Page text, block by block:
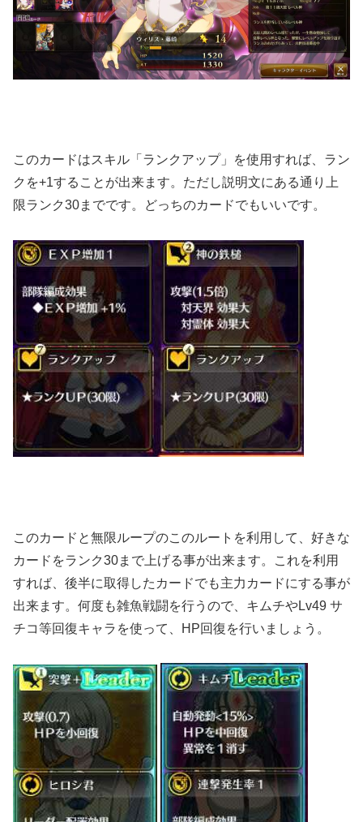
このカードはスキル「ランクアップ」を使用すれば、ラン
クを+1することが出来ます。ただし説明文にある通り上
限ランク30までです。どっちのカードでもいいです。
このカードと無限ループのこのルートを利用して、好きな
カードをランク30まで上げる事が出来ます。これを利用
すれば、後半に取得したカードでも主力カードにする事が
出来ます。何度も雑魚戦闘を行うので、キムチやLv49 サ
チコ等回復キャラを使って、HP回復を行いましょう。